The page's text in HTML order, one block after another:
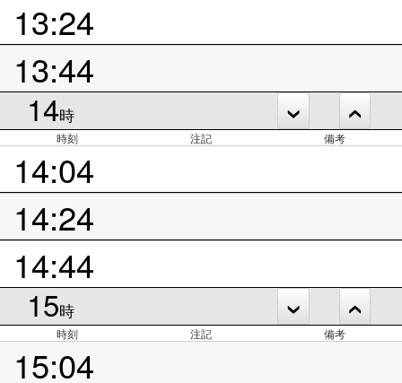
13:24
13:44
14時
時刻 注記 備考
14:04
14:24
14:44
15時
時刻 注記 備考
15:04